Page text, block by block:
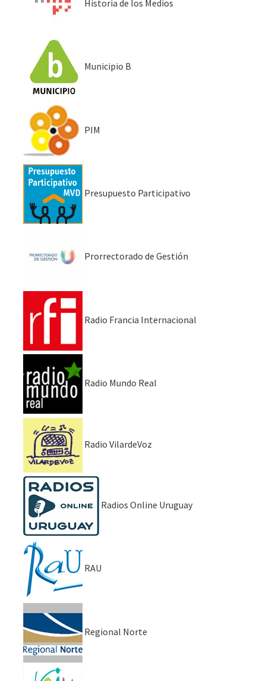
Historia de los Medios
Municipio B
PIM
Presupuesto Participativo
Prorrectorado de Gestión
Radio Francia Internacional
Radio Mundo Real
Radio VilardeVoz
Radios Online Uruguay
RAU
Regional Norte